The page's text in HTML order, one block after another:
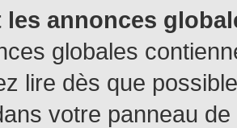
les annonces
globales
lire dès que
votre panneau